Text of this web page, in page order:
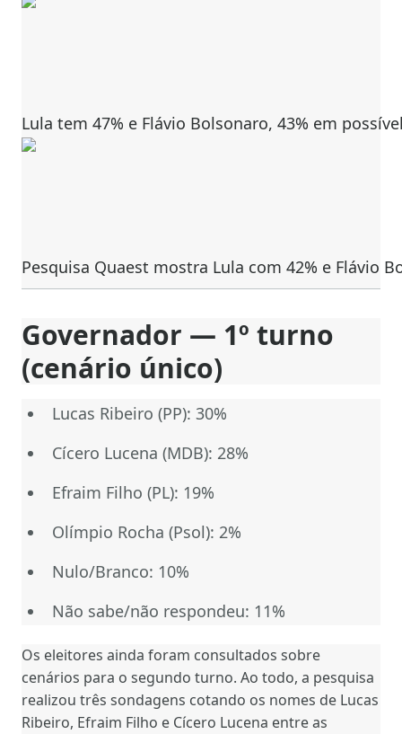
Lula tem 47% e Flávio Bolsonaro, 43% em
Pesquisa Quaest mostra Lula com 42% e Flávio
Governador — 1º turno
(cenário único)
Lucas Ribeiro (PP): 30%
Cícero Lucena (MDB): 28%
Efraim Filho (PL): 19%
Olímpio Rocha (Psol): 2%
Nulo/Branco: 10%
Não sabe/não respondeu: 11%
Os eleitores ainda foram consultados sobre
cenários para o segundo turno. Ao todo, a pesquisa
realizou três sondagens cotando os nomes de Lucas
Ribeiro, Efraim Filho e Cícero Lucena entre as